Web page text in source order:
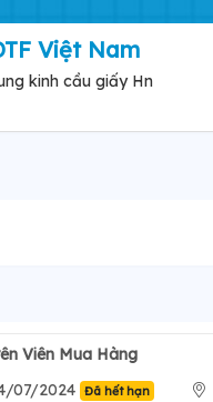
Việt Nam
kinh cầu giấy Hn
Viên Mua Hàng
07/2024 Đã hết hạn